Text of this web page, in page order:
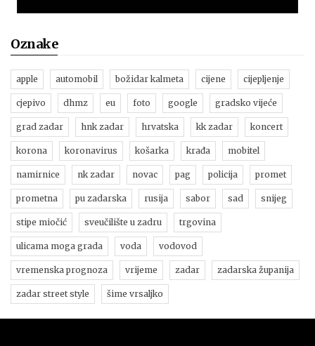
Oznake
apple automobil božidar kalmeta cijene cijepljenje
cjepivo dhmz eu foto google gradsko vijeće
grad zadar hnk zadar hrvatska kk zadar koncert
korona koronavirus košarka krađa mobitel
namirnice nk zadar novac pag policija promet
prometna pu zadarska rusija sabor sad snijeg
stipe miočić sveučilište u zadru trgovina
ulicama moga grada voda vodovod
vremenska prognoza vrijeme zadar zadarska županija
zadar street style šime vrsaljko